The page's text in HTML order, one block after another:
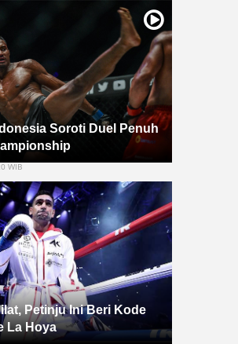
Soroti Duel Penuh
WIB
Petinju Ini Beri Kode
La Hoya